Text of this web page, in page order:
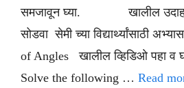
समजावून घ्या. खालील
सोडवा सेमी च्या विद्यार्थ्यांसाठी
of Angles खालील व्हिडिओ पहा व
Solve the following … Read